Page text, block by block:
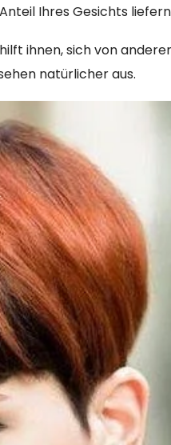
Ihres Gesichts
ihnen, sich von
natürlicher aus.